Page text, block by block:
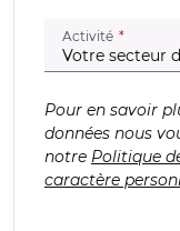
Activité (champ
Pour en savoir
données nous
notre Politique
caractère